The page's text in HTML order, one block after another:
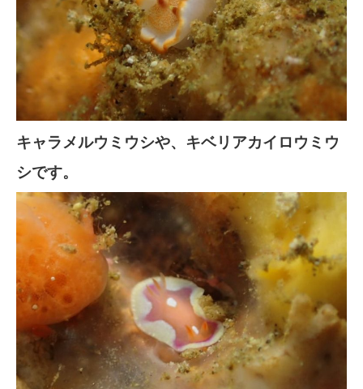
キャラメルウミウシや、キベリアカイロウミウ
シです。